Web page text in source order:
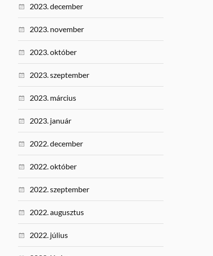
2023. december
2023. november
2023. október
2023. szeptember
2023. március
2023. január
2022. december
2022. október
2022. szeptember
2022. augusztus
2022. július